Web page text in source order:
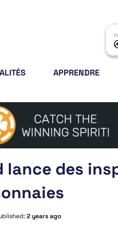
APPRENDRE
lance des
2 years ago